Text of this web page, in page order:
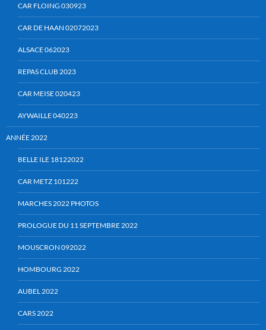
CAR FLOING 030923
CAR DE HAAN 02072023
ALSACE 062023
REPAS CLUB 2023
CAR MEISE 020423
AYWAILLE 040223
ANNÉE 2022
BELLE ILE 18122022
CAR METZ 101222
MARCHES 2022 PHOTOS
PROLOGUE DU 11 SEPTEMBRE 2022
MOUSCRON 092022
HOMBOURG 2022
AUBEL 2022
CARS 2022